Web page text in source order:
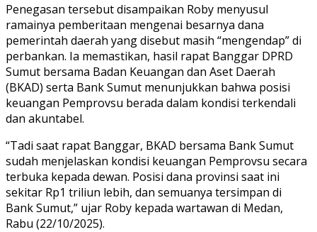
Penegasan tersebut disampaikan Roby menyusul
ramainya pemberitaan mengenai besarnya dana
pemerintah daerah yang disebut masih “mengendap” di
perbankan. Ia memastikan, hasil rapat Banggar DPRD
Sumut bersama Badan Keuangan dan Aset Daerah
(BKAD) serta Bank Sumut menunjukkan bahwa posisi
keuangan Pemprovsu berada dalam kondisi terkendali
dan akuntabel.
“Tadi saat rapat Banggar, BKAD bersama Bank Sumut
sudah menjelaskan kondisi keuangan Pemprovsu secara
terbuka kepada dewan. Posisi dana provinsi saat ini
sekitar Rp1 triliun lebih, dan semuanya tersimpan di
Bank Sumut,” ujar Roby kepada wartawan di Medan,
Rabu (22/10/2025).